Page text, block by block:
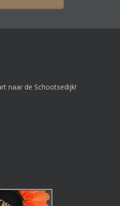
naar de Schootsedijk!